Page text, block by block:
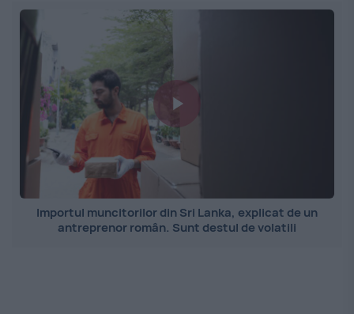
Importul muncitorilor din Sri Lanka, explicat de un
antreprenor român. Sunt destul de volatili